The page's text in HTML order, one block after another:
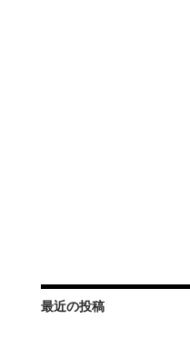
最近の投稿